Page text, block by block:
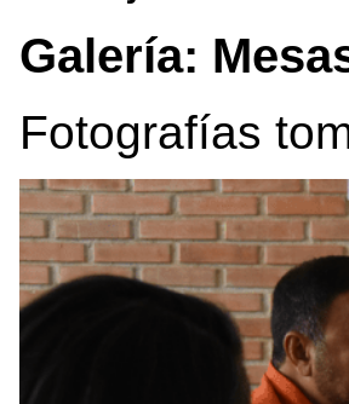
Galería:
Fotografías